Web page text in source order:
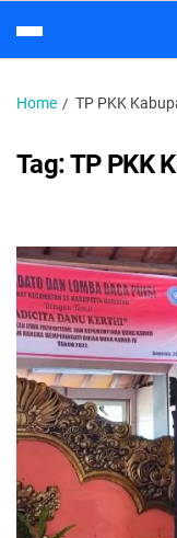
Home TP PKK
Tag:TP PKK